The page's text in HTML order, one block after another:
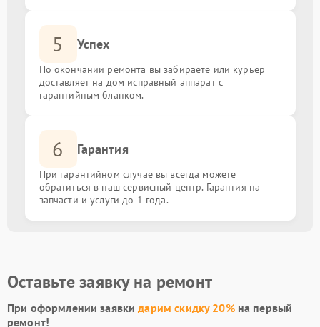
5 Успех
По окончании ремонта вы забираете или курьер
доставляет на дом исправный аппарат с
гарантийным бланком.
6 Гарантия
При гарантийном случае вы всегда можете
обратиться в наш сервисный центр. Гарантия на
запчасти и услуги до 1 года.
Оставьте заявку на ремонт
При оформлении заявкидарим скидку 20%на первый
ремонт!